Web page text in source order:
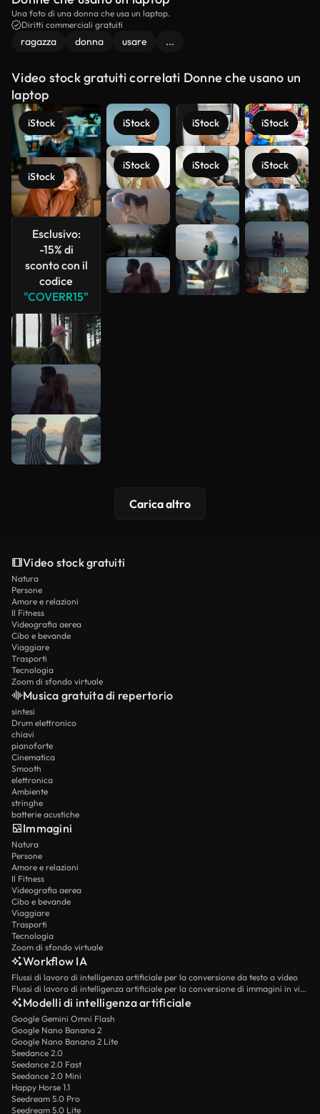
Una foto di una donna che usa un laptop.
Diritti commerciali gratuiti
ragazza donna usare ...
Video stock gratuiti correlati Donne che usano un
laptop
iStock
iStock
Esclusivo:
-15% di
sconto con il
codice
"COVERR15"
iStock
iStock
iStock
iStock
iStock
iStock
Scopri di
più
Carica altro
Video stock gratuiti
Natura
Persone
Amore e relazioni
Il Fitness
Videografia aerea
Cibo e bevande
Viaggiare
Trasporti
Tecnologia
Zoom di sfondo virtuale
Musica gratuita di repertorio
sintesi
Drum elettronico
chiavi
pianoforte
Cinematica
Smooth
elettronica
Ambiente
stringhe
batterie acustiche
Immagini
Natura
Persone
Amore e relazioni
Il Fitness
Videografia aerea
Cibo e bevande
Viaggiare
Trasporti
Tecnologia
Zoom di sfondo virtuale
Workflow IA
Flussi di lavoro di intelligenza artificiale per la conversione da testo a video
Flussi di lavoro di intelligenza artificiale per la conversione di immagini in video
Modelli di intelligenza artificiale
Google Gemini Omni Flash
Google Nano Banana 2
Google Nano Banana 2 Lite
Seedance 2.0
Seedance 2.0 Fast
Seedance 2.0 Mini
Happy Horse 1.1
Seedream 5.0 Pro
Seedream 5.0 Lite